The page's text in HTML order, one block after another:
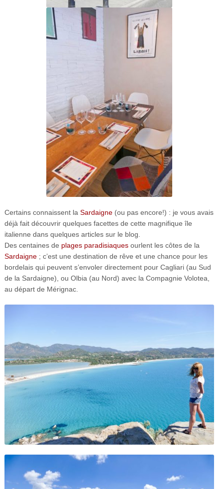
Certains connaissent la Sardaigne(ou pas encore!) : je vous avais
déjà fait découvrir quelques facettes de cette magnifique île
italienne dans quelques articles sur le blog.
Des centaines de plages paradisiaquesourlent les côtes de la
Sardaigne; c’est une destination de rêve et une chance pour les
bordelais qui peuvent s’envoler directement pour Cagliari (au Sud
de la Sardaigne), ou Olbia (au Nord) avec la Compagnie Volotea,
au départ de Mérignac.